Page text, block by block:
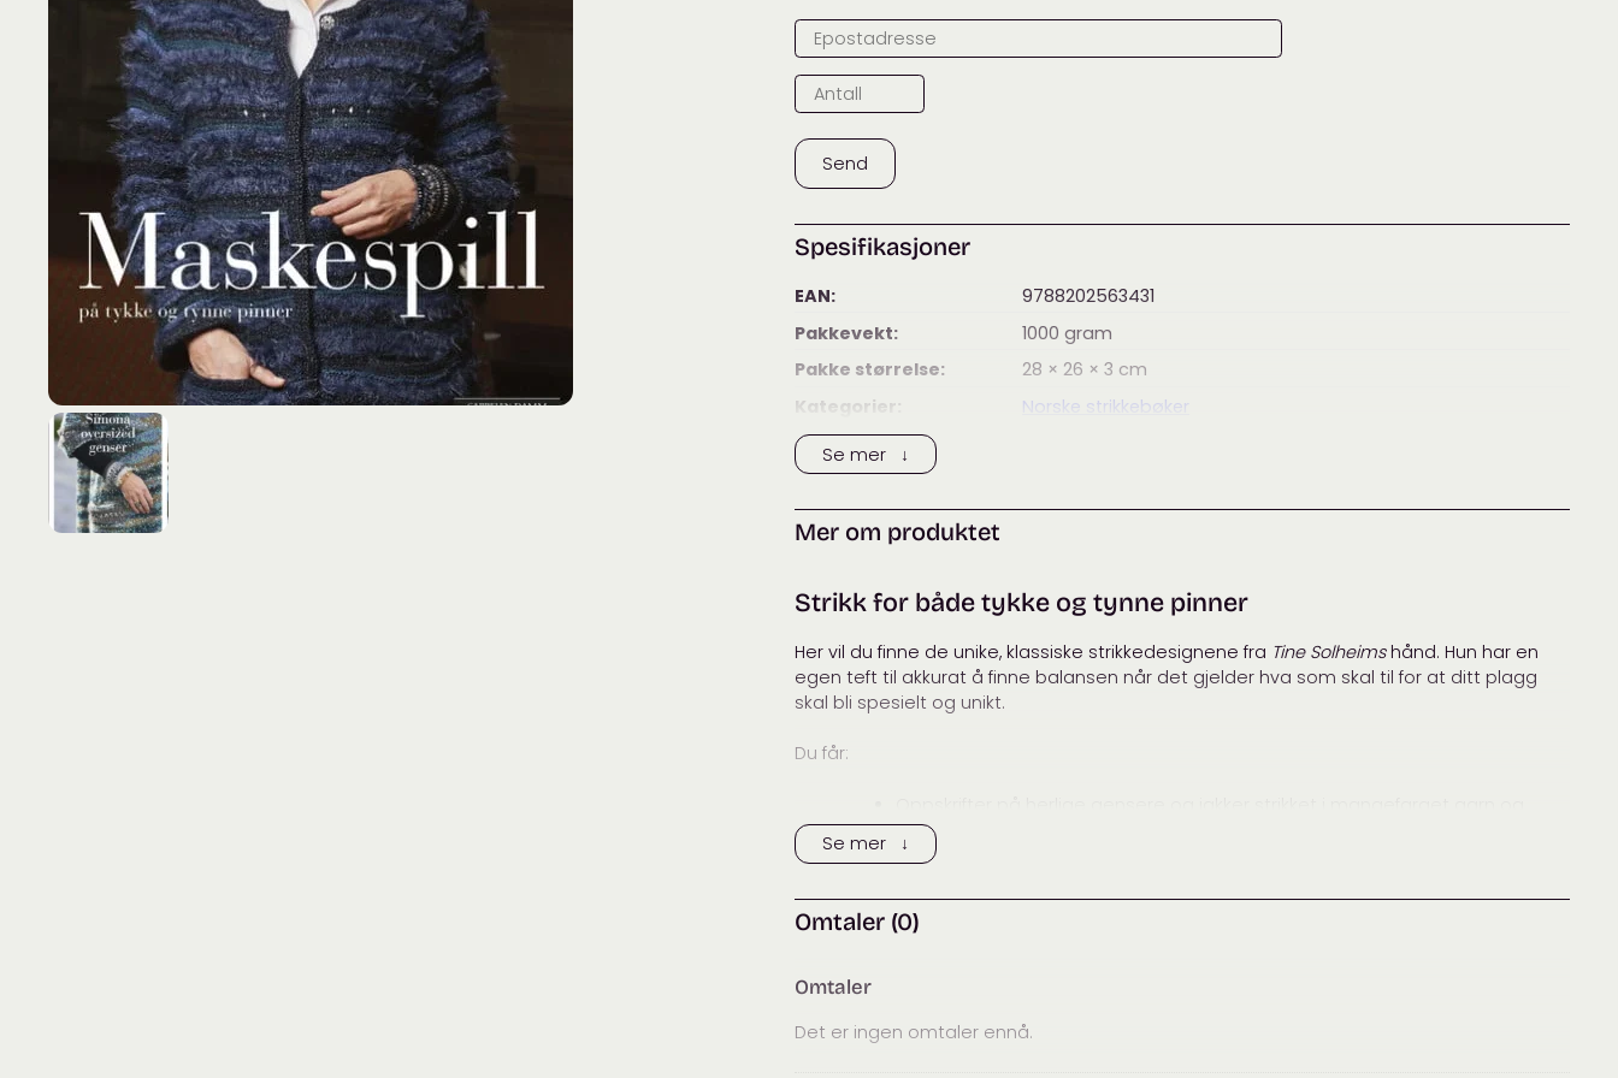
Send
Spesifikasjoner
EAN:
9788202563431
Pakkevekt:
1000 gram
Pakke størrelse:
28 × 26 × 3 cm
Kategorier:
Norske strikkebøker
Se mer ↓
Mer om produktet
Strikk for både tykke og tynne pinner
Her vil du finne de unike, klassiske strikkedesignene fra Tine Solheimshånd. Hun har en
egen teft til akkurat å finne balansen når det gjelder hva som skal til for at ditt plagg
skal bli spesielt og unikt.
Du får:
tykke pinner. Disse er raske å strikke.
Klassiske figurnære jakker på litt tynnere pinner som du kan kose deg med
Tilbehør som luer, pannebånd og herlige skjerf.
Se mer ↓
Omtaler (0)
Omtaler
Det er ingen omtaler ennå.